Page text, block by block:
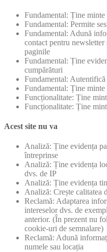
Fundamental: Ține
Fundamental: Permite
Fundamental: Adună
contact pentru
paginile
Fundamental: Ține
cumpărături
Fundamental:
Fundamental: Ține
Funcționalitate: Ține
Funcționalitate: Ține
Acest site nu va
Analiză: Ține evidența
întreprinse
Analiză: Ține evidența
dvs. de IP
Analiză: Ține evidența
Analiză: Crește calitatea
Reclamă: Adaptarea
intereselor dvs. de
anterior. (În prezent nu
cookie-uri de semnalare)
Reclamă: Adună
numele sau locația